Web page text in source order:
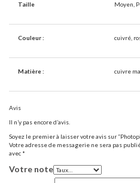
Taille Moyen,
Couleur : cuivré,
Matière : cuivre
Avis
Il n’y pas encore d’avis.
Soyez le premier à laisser votre avis sur
Votre adresse de messagerie ne sera pas
avec *
Votre note